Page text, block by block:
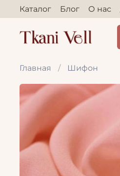
Каталог Блог О нас
Главная Шифон